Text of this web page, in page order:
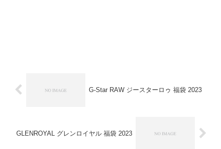
G-Star RAW ジースターロゥ 福袋 2023
GLENROYAL グレンロイヤル 福袋 2023